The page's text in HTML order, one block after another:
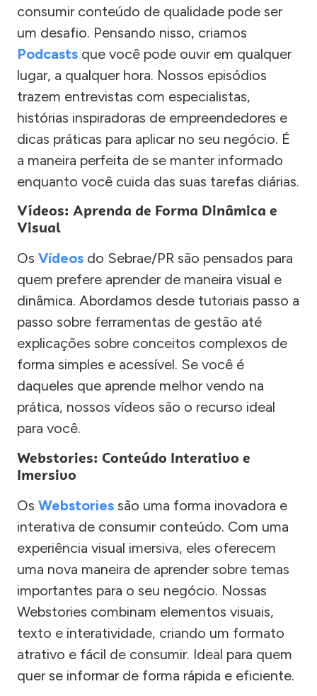
consumir conteúdo de qualidade pode ser
um desafio. Pensando nisso, criamos
Podcasts que você pode ouvir em qualquer
lugar, a qualquer hora. Nossos episódios
trazem entrevistas com especialistas,
histórias inspiradoras de empreendedores e
dicas práticas para aplicar no seu negócio. É
a maneira perfeita de se manter informado
enquanto você cuida das suas tarefas diárias.
Vídeos: Aprenda de Forma Dinâmica e
Visual
Os Vídeos do Sebrae/PR são pensados para
quem prefere aprender de maneira visual e
dinâmica. Abordamos desde tutoriais passo a
passo sobre ferramentas de gestão até
explicações sobre conceitos complexos de
forma simples e acessível. Se você é
daqueles que aprende melhor vendo na
prática, nossos vídeos são o recurso ideal
para você.
Webstories: Conteúdo Interativo e
Imersivo
Os Webstories são uma forma inovadora e
interativa de consumir conteúdo. Com uma
experiência visual imersiva, eles oferecem
uma nova maneira de aprender sobre temas
importantes para o seu negócio. Nossas
Webstories combinam elementos visuais,
texto e interatividade, criando um formato
atrativo e fácil de consumir. Ideal para quem
quer se informar de forma rápida e eficiente.